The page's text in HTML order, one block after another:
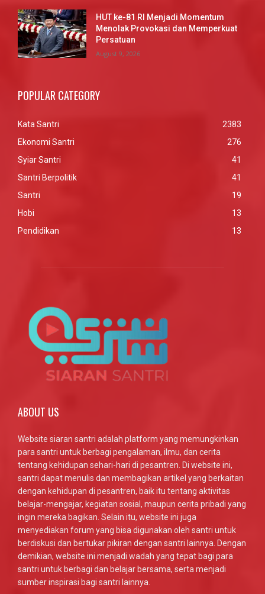
HUT ke-81 RI Menjadi Momentum
Menolak Provokasi dan Memperkuat
Persatuan
August 9, 2026
POPULAR CATEGORY
Kata Santri
2383
Ekonomi Santri
276
Syiar Santri
41
Santri Berpolitik
41
Santri
19
Hobi
13
Pendidikan
13
ABOUT US
Website siaran santri adalah platform yang memungkinkan
para santri untuk berbagi pengalaman, ilmu, dan cerita
tentang kehidupan sehari-hari di pesantren. Di website ini,
santri dapat menulis dan membagikan artikel yang berkaitan
dengan kehidupan di pesantren, baik itu tentang aktivitas
belajar-mengajar, kegiatan sosial, maupun cerita pribadi yang
ingin mereka bagikan. Selain itu, website ini juga
menyediakan forum yang bisa digunakan oleh santri untuk
berdiskusi dan bertukar pikiran dengan santri lainnya. Dengan
demikian, website ini menjadi wadah yang tepat bagi para
santri untuk berbagi dan belajar bersama, serta menjadi
sumber inspirasi bagi santri lainnya.